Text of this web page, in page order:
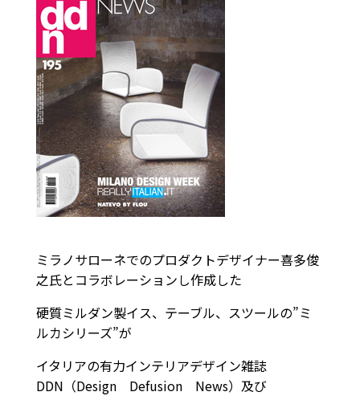
ミラノサローネでのプロダクトデザイナー喜多俊
之氏とコラボレーションし作成した
硬質ミルダン製イス、テーブル、スツールの”ミ
ルカシリーズ”が
イタリアの有力インテリアデザイン雑誌
DDN（Design Defusion News）及び